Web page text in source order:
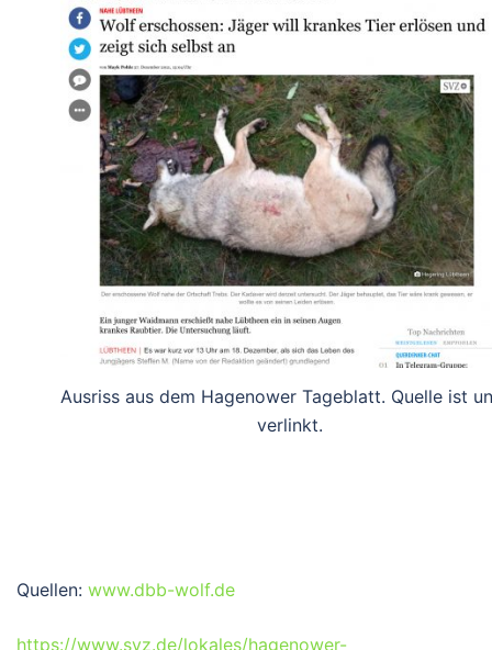
Ausriss aus dem Hagenower Tageblatt. Quelle ist
verlinkt.
Quellen: www.dbb-wolf.de
https://www.svz.de/lokales/hagenower-